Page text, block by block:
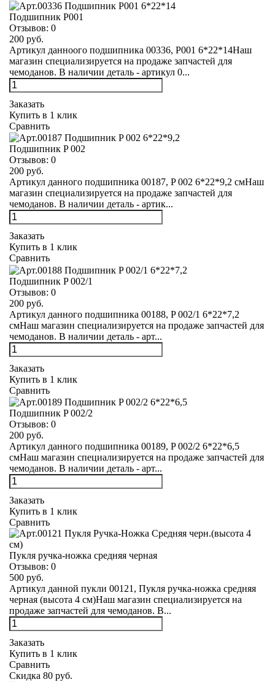
Подшипник Р001
Отзывов: 0
200 руб.
Артикул данноого подшипника 00336, Р001 6*22*14Наш
магазин специализируется на продаже запчастей для
чемоданов. В наличии деталь - артикул 0...
Заказать
Купить в 1 клик
Сравнить
Подшипник P 002
Отзывов: 0
200 руб.
Артикул данного подшипника 00187, P 002 6*22*9,2 смНаш
магазин специализируется на продаже запчастей для
чемоданов. В наличии деталь - артик...
Заказать
Купить в 1 клик
Сравнить
Подшипник P 002/1
Отзывов: 0
200 руб.
Артикул данного подшипника 00188, P 002/1 6*22*7,2
смНаш магазин специализируется на продаже запчастей для
чемоданов. В наличии деталь - арт...
Заказать
Купить в 1 клик
Сравнить
Подшипник P 002/2
Отзывов: 0
200 руб.
Артикул данного подшипника 00189, P 002/2 6*22*6,5
смНаш магазин специализируется на продаже запчастей для
чемоданов. В наличии деталь - арт...
Заказать
Купить в 1 клик
Сравнить
Пукля ручка-ножка средняя черная
Отзывов: 0
500 руб.
Артикул данной пукли 00121, Пукля ручка-ножка средняя
черная (высота 4 см)Наш магазин специализируется на
продаже запчастей для чемоданов. В...
Заказать
Купить в 1 клик
Сравнить
Скидка 80 руб.